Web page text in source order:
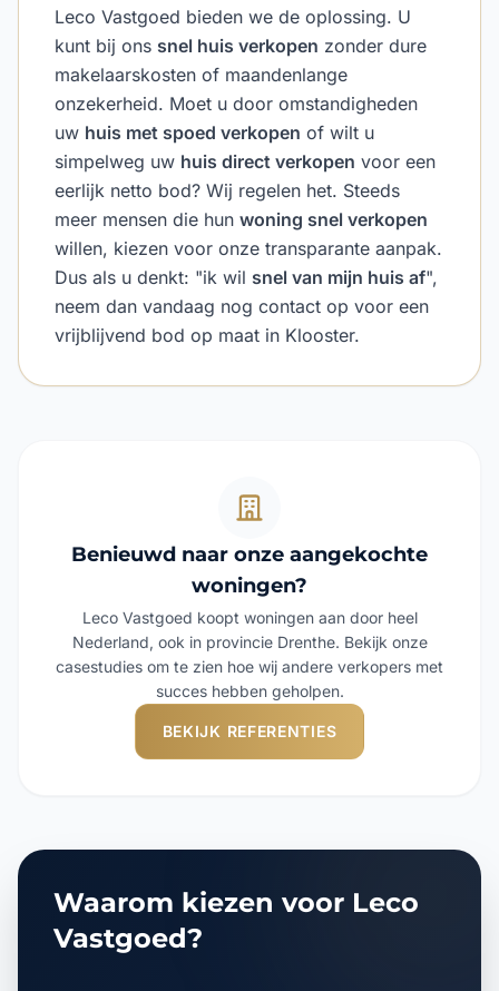
Leco Vastgoed bieden we de oplossing. U
kunt bij ons snel huis verkopen zonder dure
makelaarskosten of maandenlange
onzekerheid. Moet u door omstandigheden
uw huis met spoed verkopen of wilt u
simpelweg uw huis direct verkopen voor een
eerlijk netto bod? Wij regelen het. Steeds
meer mensen die hun woning snel verkopen
willen, kiezen voor onze transparante aanpak.
Dus als u denkt: "ik wil snel van mijn huis af",
neem dan vandaag nog contact op voor een
vrijblijvend bod op maat in Klooster.
Benieuwd naar onze aangekochte
woningen?
Leco Vastgoed koopt woningen aan door heel
Nederland, ook in provincie Drenthe. Bekijk onze
casestudies om te zien hoe wij andere verkopers met
succes hebben geholpen.
BEKIJK REFERENTIES
Waarom kiezen voor Leco
Vastgoed?